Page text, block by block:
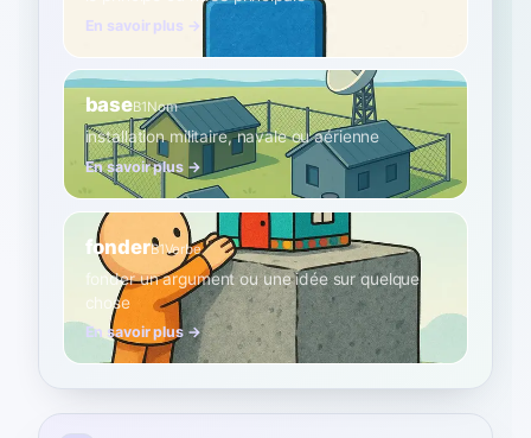
En savoir plus →
baseB1Nom
installation militaire, navale ou aérienne
En savoir plus →
fonderB1Verbe
fonder un argument ou une idée sur quelque
chose
En savoir plus →